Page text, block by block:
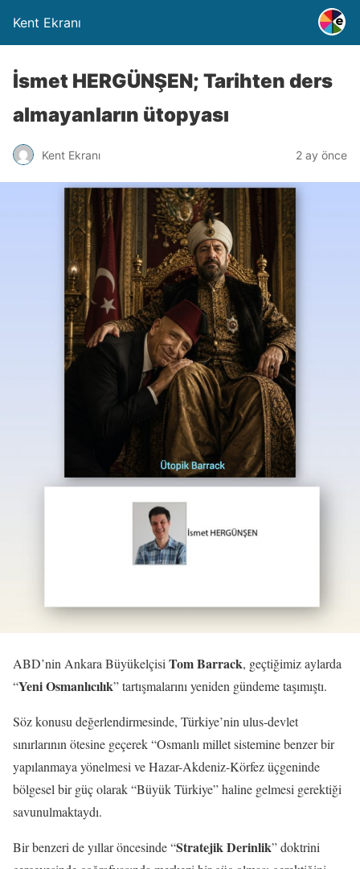
Kent Ekranı
İsmet HERGÜNŞEN; Tarihten ders
almayanların ütopyası
Kent Ekranı 2 ay önce
ABD’nin Ankara Büyükelçisi Tom Barrack, geçtiğimiz aylarda
“Yeni Osmanlıcılık” tartışmalarını yeniden gündeme taşımıştı.
Söz konusu değerlendirmesinde, Türkiye’nin ulus-devlet
sınırlarının ötesine geçerek “Osmanlı millet sistemine benzer bir
yapılanmaya yönelmesi ve Hazar-Akdeniz-Körfez üçgeninde
bölgesel bir güç olarak “Büyük Türkiye” haline gelmesi gerektiği
savunulmaktaydı.
Bir benzeri de yıllar öncesinde “Stratejik Derinlik” doktrini